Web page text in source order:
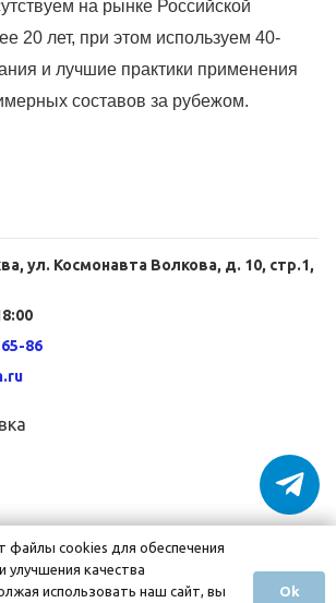
на рынке Российской
20 лет, при этом используем 40-
и лучшие практики применения
составов за рубежом.
ул. Космонавта Волкова, д. 10, стр.1,
86
файлы cookies для обеспечения
улучшения качества
использовать наш сайт, вы
Ok